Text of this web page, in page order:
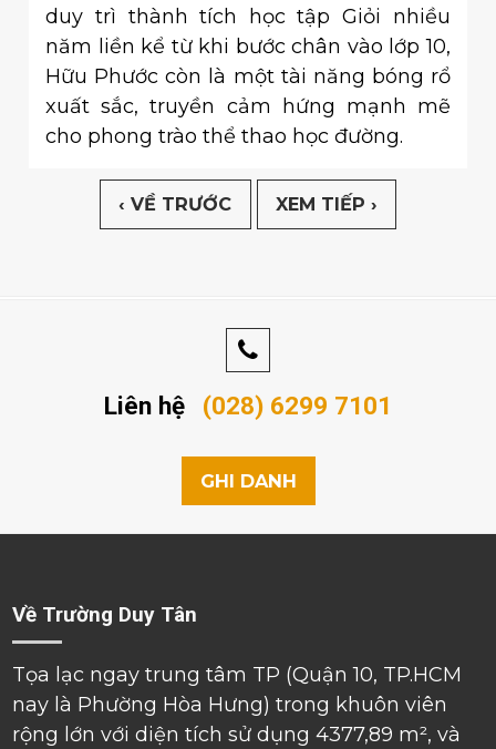
duy trì thành tích học tập Giỏi nhiều
năm liền kể từ khi bước chân vào lớp 10,
Hữu Phước còn là một tài năng bóng rổ
xuất sắc, truyền cảm hứng mạnh mẽ
cho phong trào thể thao học đường.
‹ VỀ TRƯỚC XEM TIẾP ›
Liên hệ (028) 6299 7101
GHI DANH
Về Trường Duy Tân
Tọa lạc ngay trung tâm TP (Quận 10, TP.HCM
nay là Phường Hòa Hưng) trong khuôn viên
rộng lớn với diện tích sử dụng 4377,89 m², và